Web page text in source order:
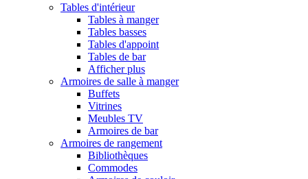
Tables d'intérieur
Tables à manger
Tables basses
Tables d'appoint
Tables de bar
Afficher plus
Armoires de salle à manger
Buffets
Vitrines
Meubles TV
Armoires de bar
Armoires de rangement
Bibliothèques
Commodes